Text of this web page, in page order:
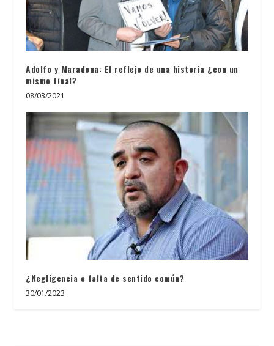
Adolfo y Maradona: El reflejo de una historia ¿con un
mismo final?
08/03/2021
¿Negligencia o falta de sentido común?
30/01/2023